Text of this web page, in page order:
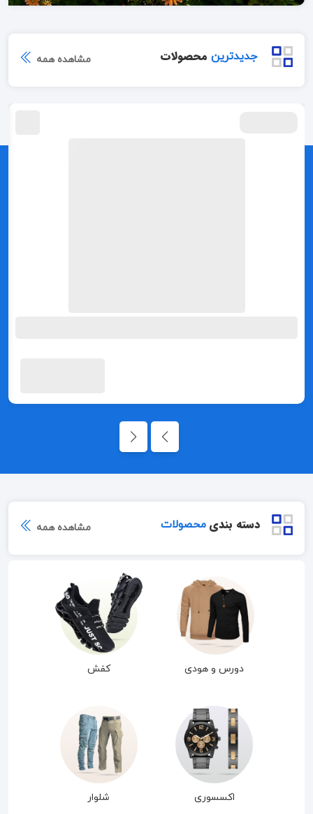
جدید‌ترین محصولات مشاهده همه
دسته بندی محصولات مشاهده همه
دورس و هودی کفش
اکسسوری شلوار